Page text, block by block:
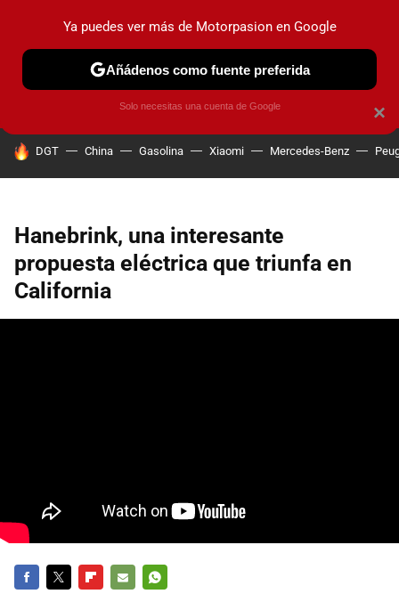
PRUEBAS COCHES ELÉCTRICOS OBSERVATORIO
HOY SE HABLA DE
DGT China Gasolina Xiaomi Mercedes-Benz
Hanebrink, una interesante
propuesta eléctrica que triunfa en
California
×
Ya puedes ver más de Motorpasion en Google
Añádenos como fuente preferida
Solo necesitas una cuenta de Google